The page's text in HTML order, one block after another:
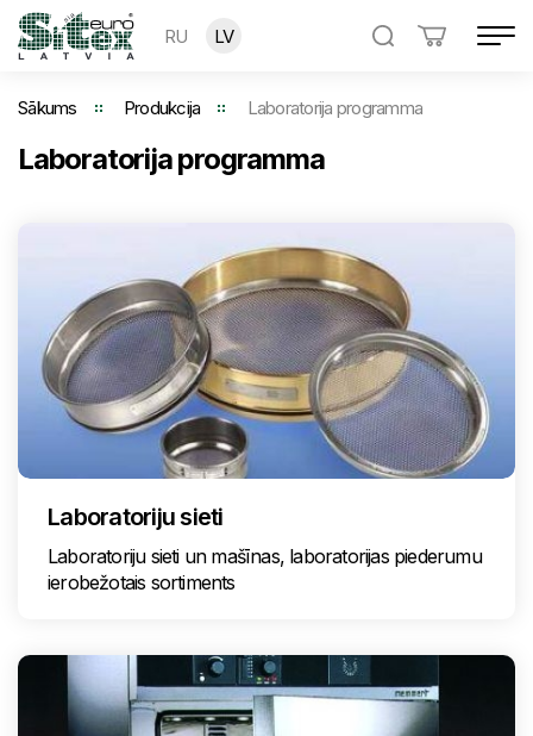
RU LV
Sākums Produkcija Laboratorija programma
Laboratorija programma
Laboratoriju sieti
Laboratoriju sieti un mašīnas, laboratorijas piederumu
ierobežotais sortiments